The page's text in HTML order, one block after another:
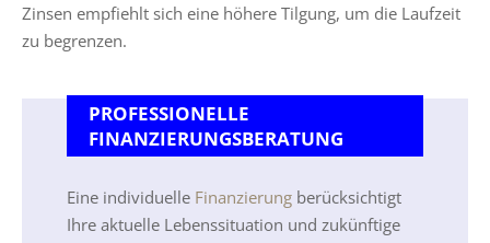
Zinsen empfiehlt sich eine höhere Tilgung, um die Laufzeit
zu begrenzen.
PROFESSIONELLE
FINANZIERUNGSBERATUNG
Eine individuelle Finanzierung berücksichtigt
Ihre aktuelle Lebenssituation und zukünftige